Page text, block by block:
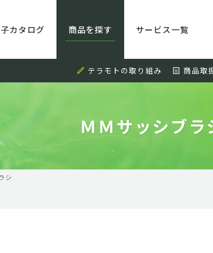
カタログ 商品を探す サービス一覧
テラモトの取り組み 商品取
ＭＭサッシブラ
シ